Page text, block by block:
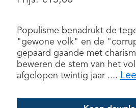
Populisme benadrukt de
"gewone volk" en de
gepaard gaande met
beweren de stem van het
afgelopen twintig jaar ....